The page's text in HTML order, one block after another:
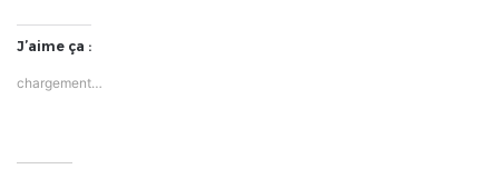
J’aime ça :
chargement…